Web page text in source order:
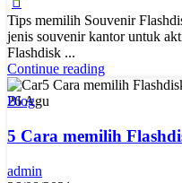
Tips memilih Souvenir
jenis souvenir kantor untuk
Flashdisk ...
Continue reading
26Agu
Blog
5 Cara memilih
admin